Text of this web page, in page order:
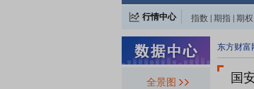
行情中心 指数 期指 期权
全景图
东方财富
国